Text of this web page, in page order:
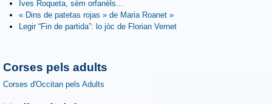
Ives Roqueta, sèm orfanèls...
« Dins de patetas rojas » de Maria Roanet »
Legir “Fin de partida”: lo jòc de Florian Vernet
Corses pels adults
Corses d'Occitan pels Adults